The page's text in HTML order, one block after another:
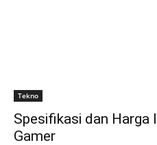
Tekno
Spesifikasi dan Harga
Gamer